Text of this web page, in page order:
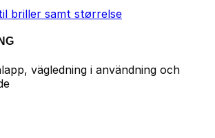
vägledning i användning och